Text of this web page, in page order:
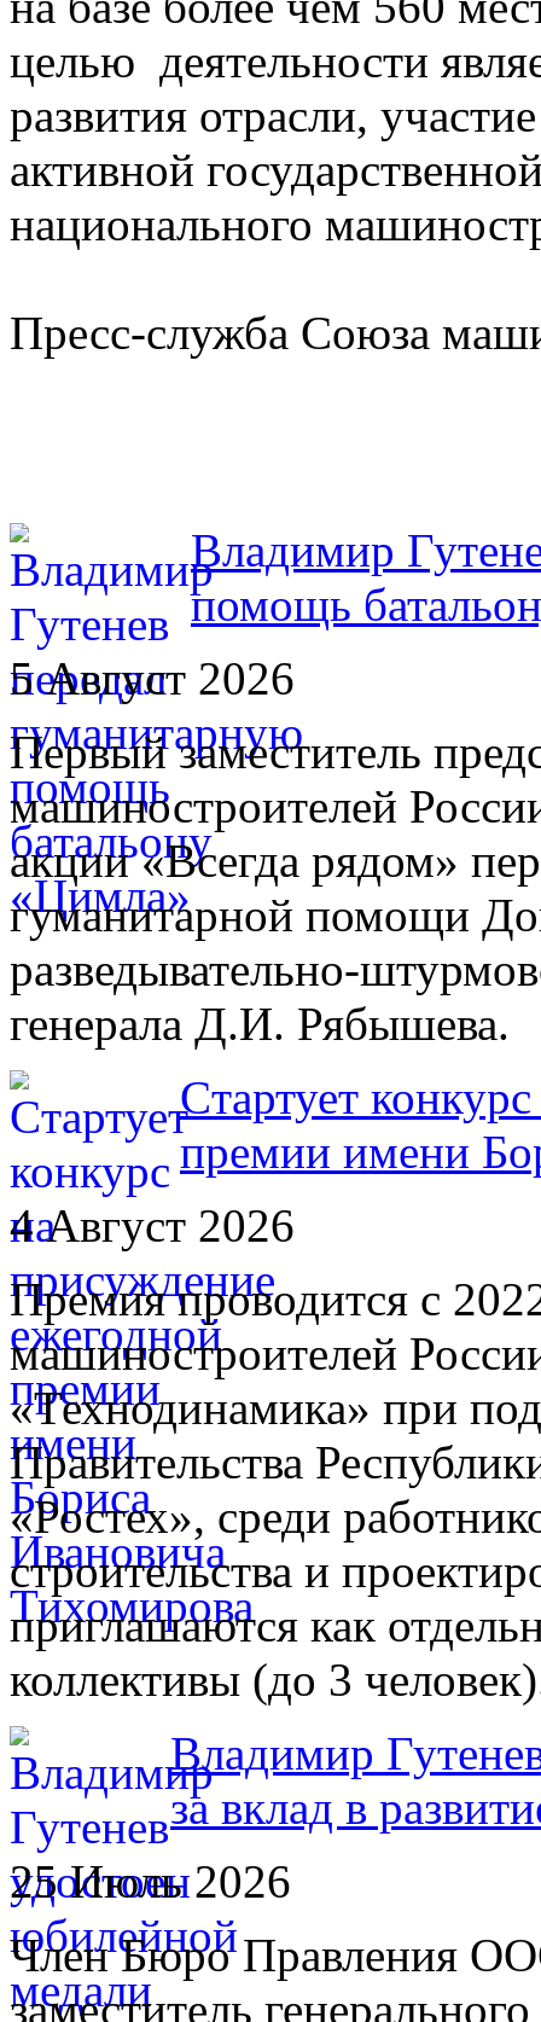
целью деятельности
развития отрасли,
активной
национального
Пресс-служба Союза
Владимир
помощь
5 Август 2026
Первый заместитель
машиностроителей
акции «Всегда рядом»
гуманитарной помощи
разведывательно-
генерала Д.И. Рябышева.
Cтартует
премии имени
4 Август 2026
Премия проводится с
машиностроителей
«Технодинамика» при
Правительства
«Ростех», среди
строительства и
приглашаются как
коллективы (до 3
Владимир
за вклад в
25 Июль 2026
Член Бюро Правления
заместитель